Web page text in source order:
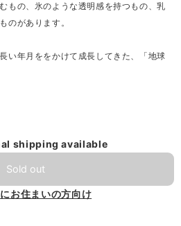
もの、氷のような透明感を持つもの、乳
のがあります。
い年月ををかけて成長してきた、「地球
shipping available
Sold out
お住まいの方向け